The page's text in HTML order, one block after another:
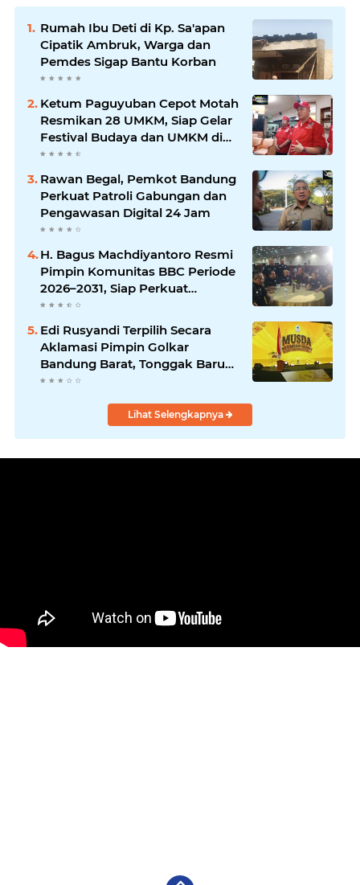
Rumah Ibu Deti di Kp. Sa'apan
Cipatik Ambruk, Warga dan
Pemdes Sigap Bantu Korban
Ketum Paguyuban Cepot Motah
Resmikan 28 UMKM, Siap Gelar
Festival Budaya dan UMKM di
Jalan Braga
Rawan Begal, Pemkot Bandung
Perkuat Patroli Gabungan dan
Pengawasan Digital 24 Jam
H. Bagus Machdiyantoro Resmi
Pimpin Komunitas BBC Periode
2026–2031, Siap Perkuat
Solidaritas dan Hadirkan
Program Nyata untuk
Masyarakat
Edi Rusyandi Terpilih Secara
Aklamasi Pimpin Golkar
Bandung Barat, Tonggak Baru
Kepemimpinan Harmonis
Lihat Selengkapnya